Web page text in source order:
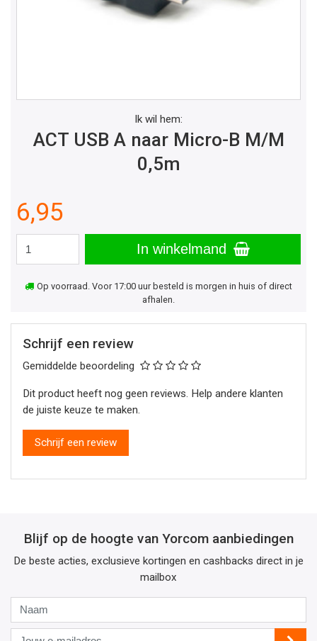
Ik wil hem:
ACT USB A naar Micro-B M/M
0,5m
6,95
In winkelmand
Op voorraad. Voor 17:00 uur besteld is morgen in huis of direct
afhalen.
Schrijf een review
Gemiddelde beoordeling
Dit product heeft nog geen reviews. Help andere klanten
de juiste keuze te maken.
Schrijf een review
Blijf op de hoogte van Yorcom aanbiedingen
De beste acties, exclusieve kortingen en cashbacks direct in je
mailbox
Jouw